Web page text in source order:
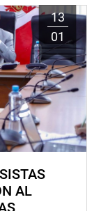
13
01
AL